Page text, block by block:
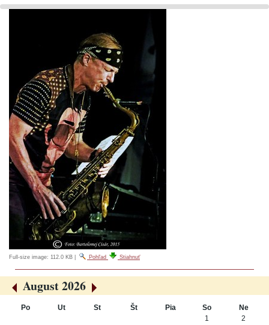
Full-size image: 112.0 KB Pohľad Stiahnuť
«
August 2026
»
Po Ut St Št Pia So
Ne
1
2